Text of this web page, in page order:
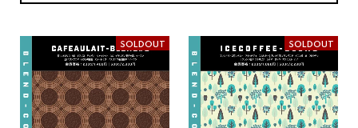
SOLDOUT SOLDOUT